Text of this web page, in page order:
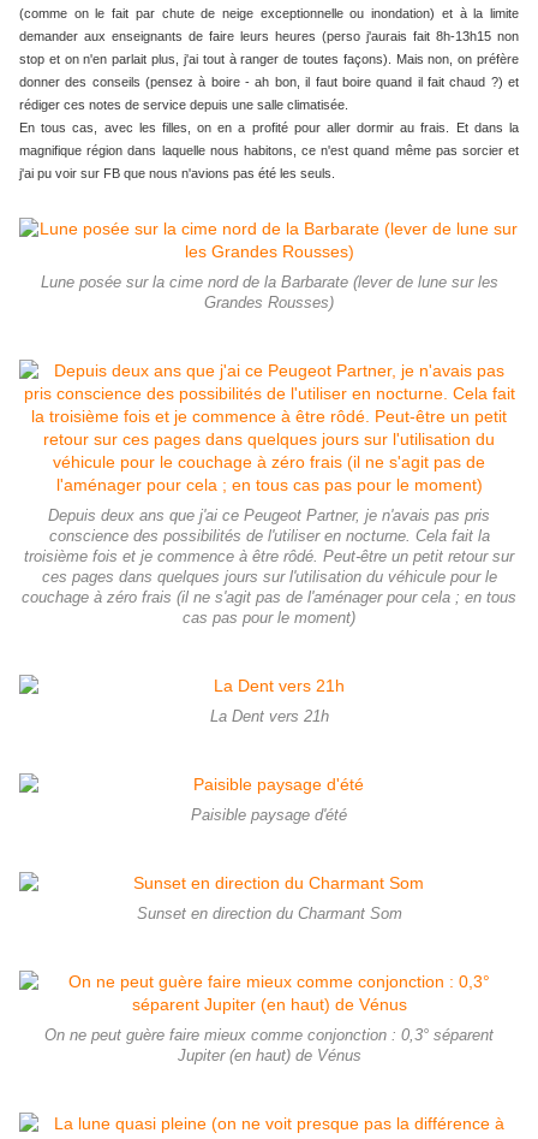
(comme on le fait par chute de neige exceptionnelle ou inondation) et à la limite
demander aux enseignants de faire leurs heures (perso j'aurais fait 8h-13h15 non
stop et on n'en parlait plus, j'ai tout à ranger de toutes façons). Mais non, on préfère
donner des conseils (pensez à boire - ah bon, il faut boire quand il fait chaud ?) et
rédiger ces notes de service depuis une salle climatisée.
En tous cas, avec les filles, on en a profité pour aller dormir au frais. Et dans la
magnifique région dans laquelle nous habitons, ce n'est quand même pas sorcier et
j'ai pu voir sur FB que nous n'avions pas été les seuls.
Lune posée sur la cime nord de la Barbarate (lever de lune sur les
Grandes Rousses)
Depuis deux ans que j'ai ce Peugeot Partner, je n'avais pas pris
conscience des possibilités de l'utiliser en nocturne. Cela fait la
troisième fois et je commence à être rôdé. Peut-être un petit retour sur
ces pages dans quelques jours sur l'utilisation du véhicule pour le
couchage à zéro frais (il ne s'agit pas de l'aménager pour cela ; en tous
cas pas pour le moment)
La Dent vers 21h
Paisible paysage d'été
Sunset en direction du Charmant Som
On ne peut guère faire mieux comme conjonction : 0,3° séparent
Jupiter (en haut) de Vénus